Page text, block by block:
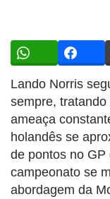
Lando Norris
sempre, tratando
ameaça
holandês se
de pontos no
campeonato se
abordagem da